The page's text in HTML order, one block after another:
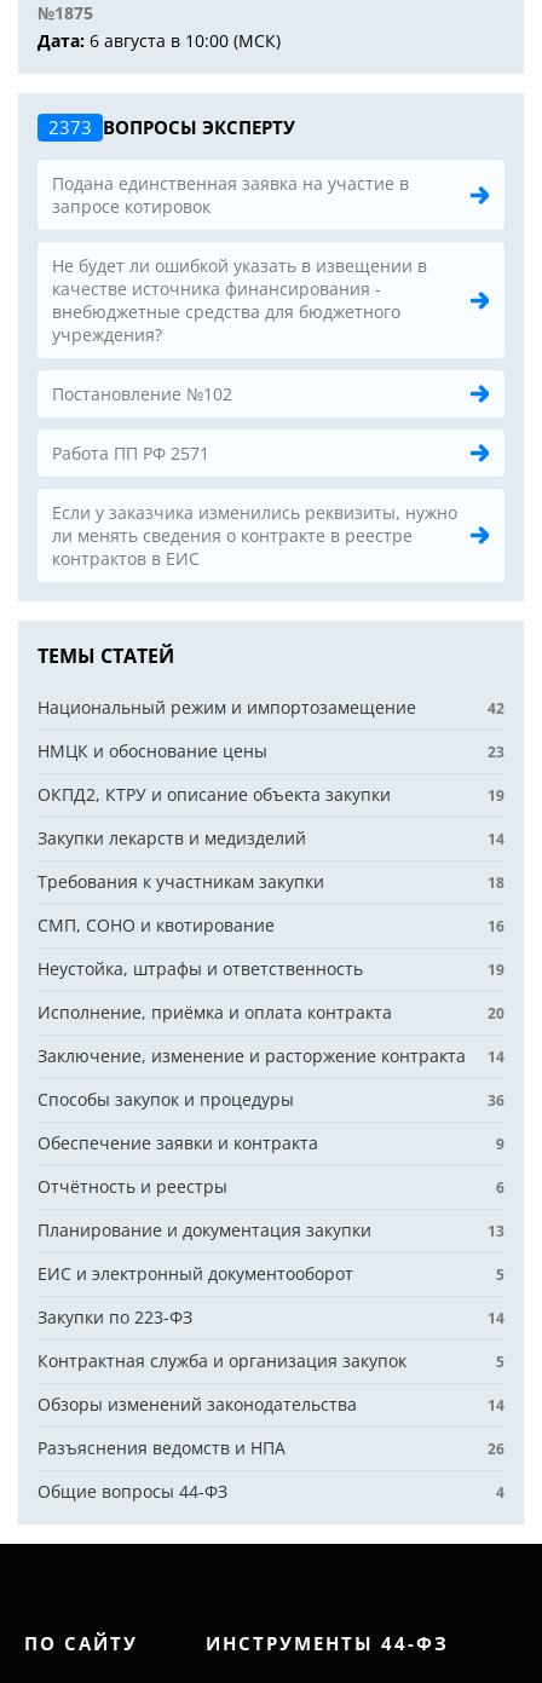
№1875
Дата: 6 августа в 10:00 (МСК)
2373 ВОПРОСЫ ЭКСПЕРТУ
Подана единственная заявка на участие в
запросе котировок
Не будет ли ошибкой указать в извещении в
качестве источника финансирования -
внебюджетные средства для бюджетного
учреждения?
Постановление №102
Работа ПП РФ 2571
Если у заказчика изменились реквизиты, нужно
ли менять сведения о контракте в реестре
контрактов в ЕИС
ТЕМЫ СТАТЕЙ
Национальный режим и импортозамещение 42
НМЦК и обоснование цены 23
ОКПД2, КТРУ и описание объекта закупки 19
Закупки лекарств и медизделий 14
Требования к участникам закупки 18
СМП, СОНО и квотирование 16
Неустойка, штрафы и ответственность 19
Исполнение, приёмка и оплата контракта 20
Заключение, изменение и расторжение контракта 14
Способы закупок и процедуры 36
Обеспечение заявки и контракта 9
Отчётность и реестры 6
Планирование и документация закупки 13
ЕИС и электронный документооборот 5
Закупки по 223-ФЗ 14
Контрактная служба и организация закупок 5
Обзоры изменений законодательства 14
Разъяснения ведомств и НПА 26
Общие вопросы 44-ФЗ 4
ПО САЙТУ ИНСТРУМЕНТЫ 44-ФЗ